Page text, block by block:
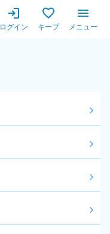
ログイン キープ メニュー
arrow_forward_ios
arrow_forward_ios
arrow_forward_ios
arrow_forward_ios